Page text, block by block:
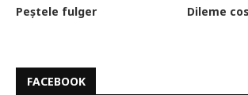
Peștele fulger Dileme
FACEBOOK